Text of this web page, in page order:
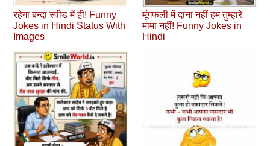
रहेगा बन्दा स्पीड में ही! Funny
Jokes in Hindi Status With
Images
मूंगफली में दाना नहीं हम तुम्हारे
मामा नहीं! Funny Jokes in
Hindi